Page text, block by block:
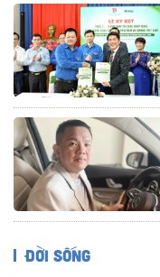
ĐỜI SỐNG